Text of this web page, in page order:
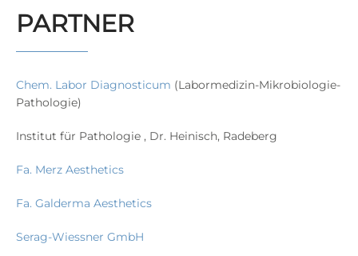
PARTNER
Chem. Labor Diagnosticum (Labormedizin-Mikrobiologie-
Pathologie)
Institut für Pathologie , Dr. Heinisch, Radeberg
Fa. Merz Aesthetics
Fa. Galderma Aesthetics
Serag-Wiessner GmbH